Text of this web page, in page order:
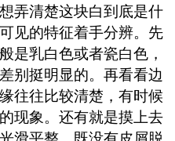
弄清楚这块白到底是什
见的特征着手分辨。先
是乳白色或者瓷白色，
别挺明显的。再看看边
往往比较清楚，有时候
现象。还有就是摸上去